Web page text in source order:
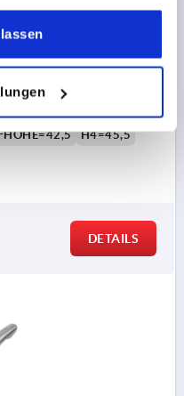
GRÖSSE=2
A1=74,5
H4=45,5
DETAILS